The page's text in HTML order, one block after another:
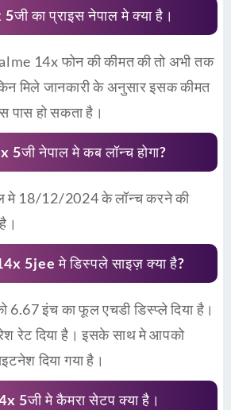
का प्राइस नेपाल मे क्या है।
14x फोन की कीमत की तो अभी तक
मिले जानकारी के अनुसार इसक कीमत
हो सकता है।
5जी नेपाल मे कब लॉन्च होगा?
मे 18/12/2024 के लॉन्च करने की
5jee मे डिस्पले साइज़ क्या है?
6.67 इंच का फूल एचडी डिस्प्ले दिया है।
रेट दिया है। इसके साथ मे आपको
दिया गया है।
5जी मे कैमरा सेटप क्या है।